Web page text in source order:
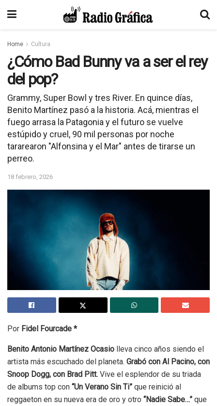
Home Cultura
¿Cómo Bad Bunny va a ser el rey
del pop?
Grammy, Super Bowl y tres River. En quince días,
Benito Martínez pasó a la historia. Acá, mientras el
fuego arrasa la Patagonia y el futuro se vuelve
estúpido y cruel, 90 mil personas por noche
tararearon "Alfonsina y el Mar" antes de tirarse un
perreo.
18 febrero, 2026
Por Fidel Fourcade *
Benito Antonio Martínez Ocasio lleva cinco años siendo el
artista más escuchado del planeta. Grabó con Al Pacino, con
Snoop Dogg, con Brad Pitt. Vive el esplendor de su triada
de albums top con “Un Verano Sin Ti” que reinició al
reggaeton en su nueva era de oro y otro “Nadie Sabe…” que